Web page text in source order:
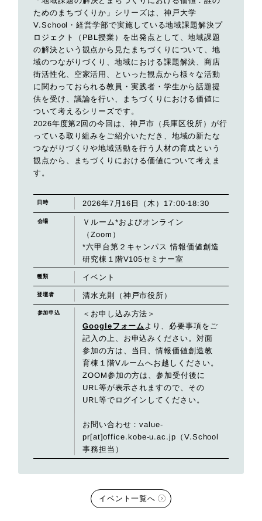
ためのまちづくりか」シリーズは、神戸大学
V.School・経営学部で実施している地域課題解決プ
ロジェクト（PBL授業）を出発点として、地域課題
の解決という観点から見たまちづくりについて、地
域のつながりづくり、地域における課題解決、商店
街活性化、空家活用、といった観点から様々な活動
に関わっておられる教員・実践者・学生から話題提
供を受け、議論を行い、まちづくりにおける価値に
ついて考えるシリーズです。
2026年度第2回の今回は、神戸市（兵庫区役所）が行
っている取り組みをご紹介いただき、地域の新たな
つながりづくりや地域活動を行う人材の育成という
観点から、まちづくりにおける価値について考えま
す。
日時 2026年7月16日（木）17:00-18:30
会場 Ｖルーム*およびオンライン
（Zoom）
*六甲台第２キャンパス 情報価値創造
研究棟１階V105セミナー室
種類 イベント
登壇者 清水充則（神戸市役所）
参加申込 ＜お申し込み方法＞
Googleフォームより、必要事項をご
記入の上、お申込みください。対面
参加の方は、当日、情報価値創造教
育棟１階Vルームへお越しください。
ZOOM参加の方は、参加受付後に
URL等が表示されますので、その
URL等でログインしてください。
お問い合わせ：value-
pr[at]office.kobe-u.ac.jp（V.School
事務担当）
イベント一覧へ